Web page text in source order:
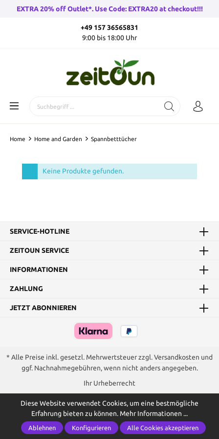
EXTRA 20% off Outlet*. Use Code: EXTRA20 at checkout!!!
+49 157 36565831
9:00 bis 18:00 Uhr
Home Home and Garden Spannbetttücher
Keine Produkte gefunden.
SERVICE-HOTLINE
ZEITOUN SERVICE
INFORMATIONEN
ZAHLUNG
JETZT ABONNIEREN
* Alle Preise inkl. gesetzl. Mehrwertsteuer zzgl.Versandkosten und
ggf. Nachnahmegebühren, wenn nicht anders angegeben.
Ihr Urheberrecht
Diese Website verwendet Cookies, um eine bestmögliche
Erfahrung bieten zu können. Mehr Informationen ...
Ablehnen Konfigurieren Alle Cookies akzeptieren